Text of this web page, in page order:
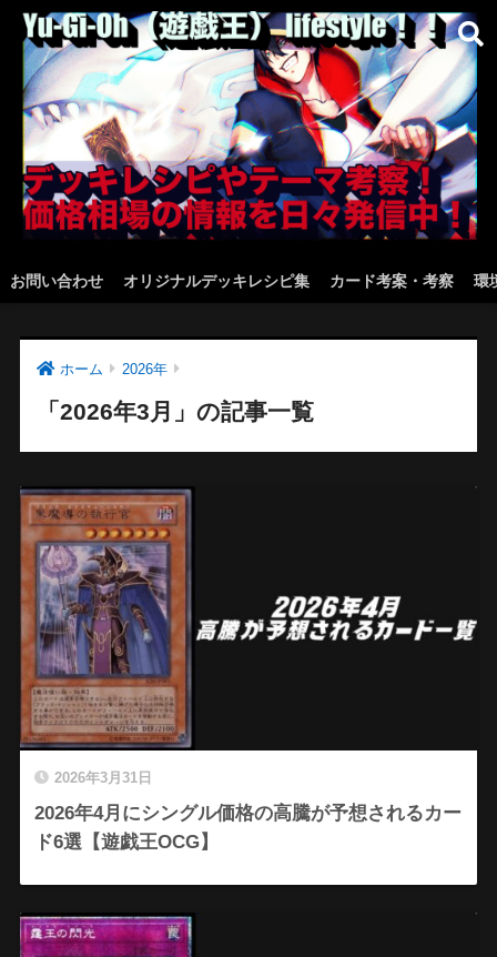
お問い合わせ オリジナルデッキレシピ集 カード考案・考察 環
ホーム 2026年
「2026年3月」の記事一覧
2026年3月31日
2026年4月にシングル価格の高騰が予想されるカー
ド6選【遊戯王OCG】